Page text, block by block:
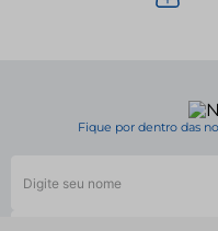
Fique por dentro das